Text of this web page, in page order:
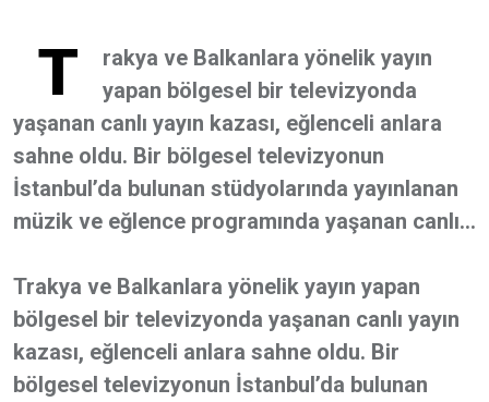
T
rakya ve Balkanlara yönelik yayın
yapan bölgesel bir televizyonda
yaşanan canlı yayın kazası, eğlenceli anlara
sahne oldu. Bir bölgesel televizyonun
İstanbul’da bulunan stüdyolarında yayınlanan
müzik ve eğlence programında yaşanan canlı...
Trakya ve Balkanlara yönelik yayın yapan
bölgesel bir televizyonda yaşanan canlı yayın
kazası, eğlenceli anlara sahne oldu. Bir
bölgesel televizyonun İstanbul’da bulunan